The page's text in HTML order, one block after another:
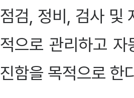
점검, 정비, 검사 및
적으로 관리하고
진함을 목적으로